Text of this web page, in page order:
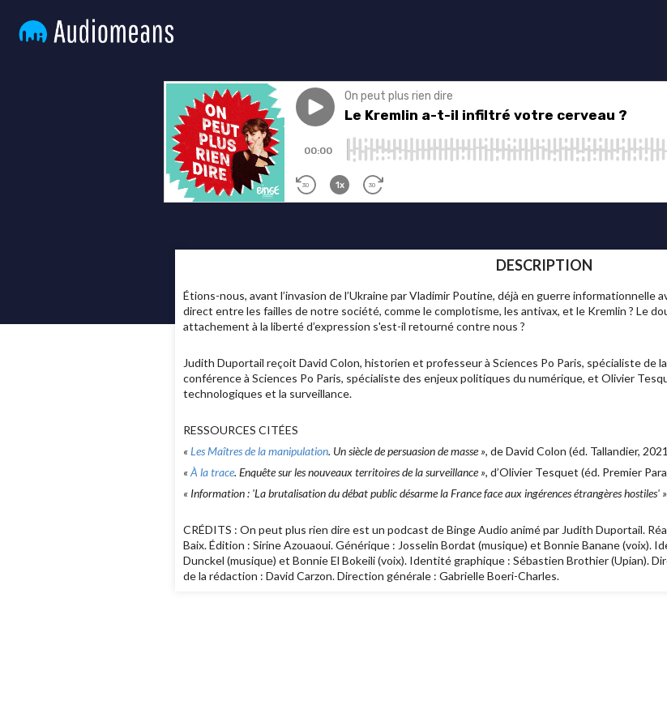
DESCRIPTION
Étions-nous, avant l’invasion de l’Ukraine par Vladimir Poutine, déjà en guerre informationnelle
direct entre les failles de notre société, comme le complotisme, les antivax, et le Kremlin ? Le
attachement à la liberté d’expression s'est-il retourné contre nous ?
Judith Duportail reçoit David Colon, historien et professeur à Sciences Po Paris, spécialiste de
conférence à Sciences Po Paris, spécialiste des enjeux politiques du numérique, et Olivier
technologiques et la surveillance.
RESSOURCES CITÉES
«Les Maîtres de la manipulation. Un siècle de persuasion de masse », de David Colon (éd. Tallandier,
«À la trace. Enquête sur les nouveaux territoires de la surveillance », d’Olivier Tesquet (éd. Premier
« Information : 'La brutalisation du débat public désarme la France face aux ingérences étrangères hostiles' »
CRÉDITS : On peut plus rien dire est un podcast de Binge Audio animé par Judith Duportail.
Baix. Édition : Sirine Azouaoui. Générique : Josselin Bordat (musique) et Bonnie Banane (voix).
Dunckel (musique) et Bonnie El Bokeili (voix). Identité graphique : Sébastien Brothier (Upian).
de la rédaction : David Carzon. Direction générale : Gabrielle Boeri-Charles.